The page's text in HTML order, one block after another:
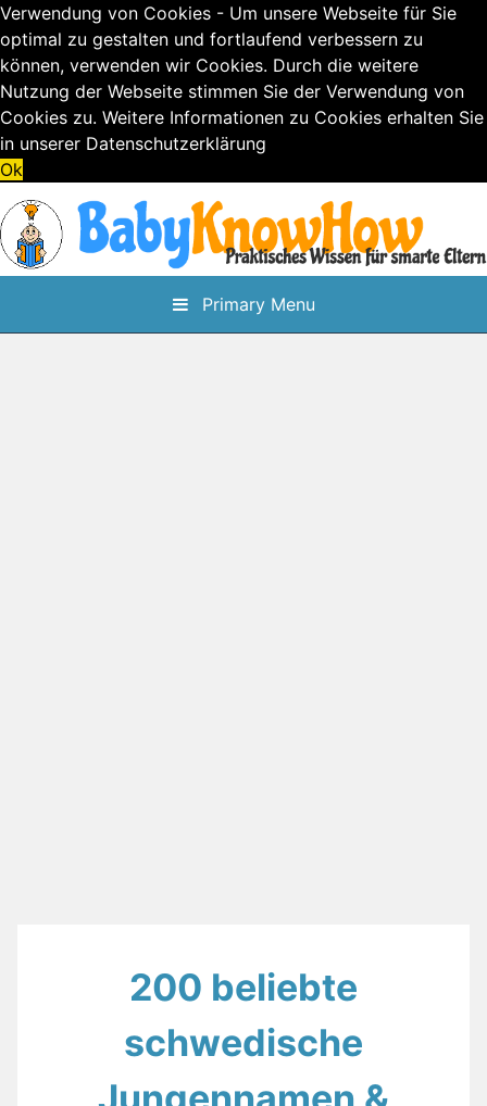
Verwendung von Cookies - Um unsere Webseite für Sie
optimal zu gestalten und fortlaufend verbessern zu
können, verwenden wir Cookies. Durch die weitere
Nutzung der Webseite stimmen Sie der Verwendung von
Cookies zu. Weitere Informationen zu Cookies erhalten Sie
in unserer Datenschutzerklärung
Ok
Skip
to
content
Primary Menu
200 beliebte
schwedische